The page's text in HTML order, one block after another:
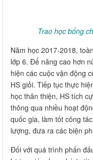
Trao học bổng
Năm học 2017-2018,
lớp 6. Để nâng cao hơn
hiện các cuộc vận động
HS giỏi. Tiếp tục thực
học thân thiện, HS tích
thông qua nhiều hoạt
quốc gia, làm tốt công
lượng, đưa ra các biện
Đối với quá trình phấn